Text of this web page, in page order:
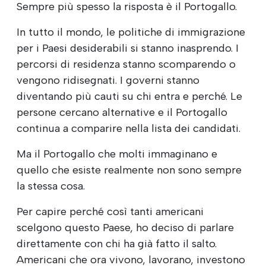
Sempre più spesso la risposta è il Portogallo.
In tutto il mondo, le politiche di immigrazione
per i Paesi desiderabili si stanno inasprendo. I
percorsi di residenza stanno scomparendo o
vengono ridisegnati. I governi stanno
diventando più cauti su chi entra e perché. Le
persone cercano alternative e il Portogallo
continua a comparire nella lista dei candidati.
Ma il Portogallo che molti immaginano e
quello che esiste realmente non sono sempre
la stessa cosa.
Per capire perché così tanti americani
scelgono questo Paese, ho deciso di parlare
direttamente con chi ha già fatto il salto.
Americani che ora vivono, lavorano, investono